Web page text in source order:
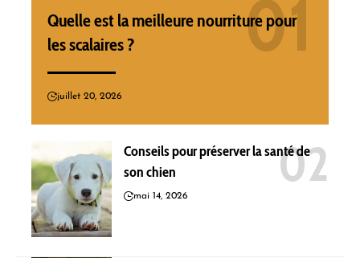
Quelle est la meilleure nourriture pour
les scalaires ?
juillet 20, 2026
Conseils pour préserver la santé de
son chien
mai 14, 2026